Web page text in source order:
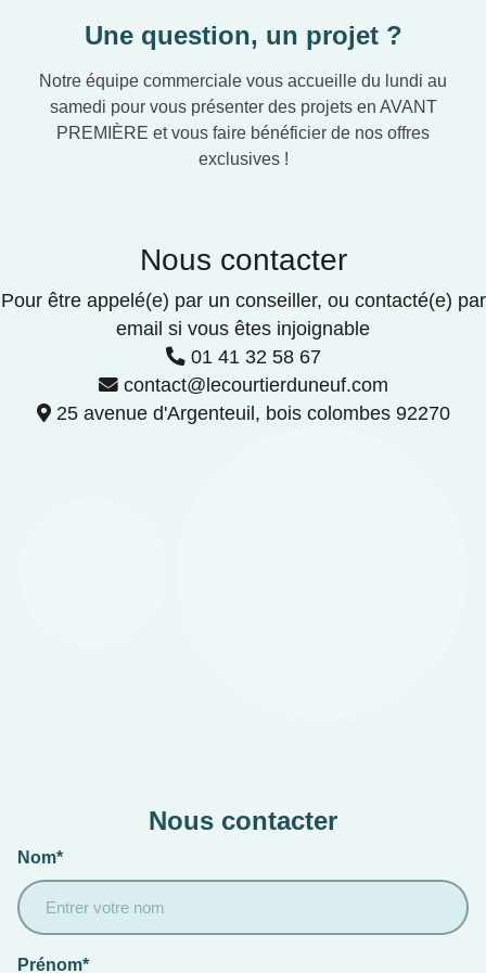
Une question, un projet ?
Notre équipe commerciale vous accueille du lundi au
samedi pour vous présenter des projets en AVANT
PREMIÈRE et vous faire bénéficier de nos offres
exclusives !
Nous contacter
Pour être appelé(e) par un conseiller, ou contacté(e) par
email si vous êtes injoignable
01 41 32 58 67
contact@lecourtierduneuf.com
25 avenue d'Argenteuil, bois colombes 92270
Nous contacter
Nom*
Prénom*